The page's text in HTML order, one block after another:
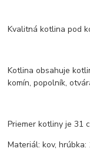
Kvalitná kotlina pod
Kotlina obsahuje
komín, popolník,
Priemer kotliny je 31
Materiál: kov, hrúbka: